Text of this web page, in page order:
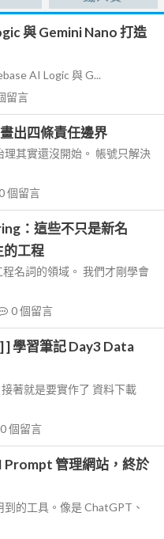
與 Gemini Nano 打造
AI Logic 與 G...
留言
出四條責任邊界
其實還沒開始。 帳號只解決
個留言
：這些不只是新名
的工程
名詞的領域。 我們才剛學會
0個留言
學習筆記 Day3 Data
著就是要實作了 資料下載
0個留言
Prompt 管理網站，終於
的工具。像是 ChatGPT、